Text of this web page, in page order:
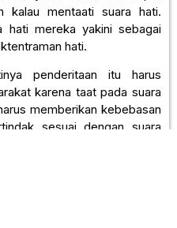
kalau mentaati suara hati.
hati mereka yakini sebagai
hati.
penderitaan itu harus
karena taat pada suara
memberikan kebebasan
sesuai dengan suara